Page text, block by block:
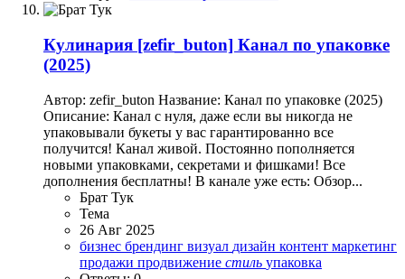
Кулинария [zefir_buton] Канал по упаковке
(2025)
Автор: zefir_buton Название: Канал по упаковке (2025)
Описание: Канал с нуля, даже если вы никогда не
упаковывали букеты у вас гарантированно все
получится! Канал живой. Постоянно пополняется
новыми упаковками, секретами и фишками! Все
дополнения бесплатны! В канале уже есть: Обзор...
Брат Тук
Тема
26 Авг 2025
бизнес брендинг визуал дизайн контент маркетинг
продажи продвижение стиль упаковка